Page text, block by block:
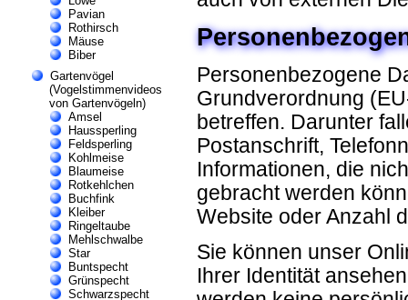
Pavian
Rothirsch
Mäuse
Biber
Gartenvögel
(Vogelstimmenvideos
von Gartenvögeln)
Amsel
Haussperling
Feldsperling
Kohlmeise
Blaumeise
Rotkehlchen
Buchfink
Kleiber
Ringeltaube
Mehlschwalbe
Star
Buntspecht
Grünspecht
Schwarzspecht
Personenbezogene
Grundverordnung
betreffen. Darunter
Postanschrift,
Informationen, die
gebracht werden
Website oder Anzahl
Sie können unser
Ihrer Identität